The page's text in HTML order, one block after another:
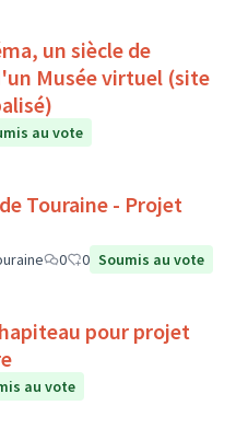
un siècle de
Musée virtuel (site
au vote
Touraine - Projet
0 0 Soumis au vote
pour projet
au vote